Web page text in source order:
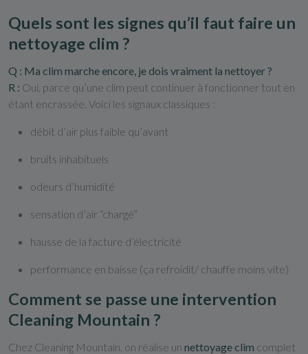
Quels sont les signes qu’il faut faire un
nettoyage clim ?
Q : Ma clim marche encore, je dois vraiment la nettoyer ?
R : Oui, parce qu’une clim peut continuer à fonctionner tout en
étant encrassée. Voici les signaux classiques :
débit d’air plus faible qu’avant
bruits inhabituels
odeurs d’humidité
sensation d’air “chargé”
hausse de la facture d’électricité
performance en baisse (ça refroidit/ chauffe moins vite)
Comment se passe une intervention
Cleaning Mountain ?
Chez Cleaning Mountain, on réalise un nettoyage clim complet